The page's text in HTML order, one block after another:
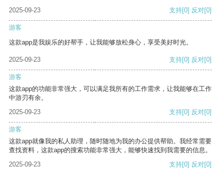
2025-09-23
支持[0] 反对[0]
游客
这款app是我娱乐的好帮手，让我能够放松身心，享受美好时光。
2025-09-23 支持[0] 反对[0]
游客
这款app的功能非常强大，可以满足我所有的工作需求，让我能够在工作
中游刃有余。
2025-09-23
支持[0] 反对[0]
游客
这款app就像我的私人助理，随时随地为我的办公提供帮助。我经常需要
查找资料，这款app的搜索功能非常强大，能够快速找到我需要的信息。
2025-09-23
支持[0] 反对[0]